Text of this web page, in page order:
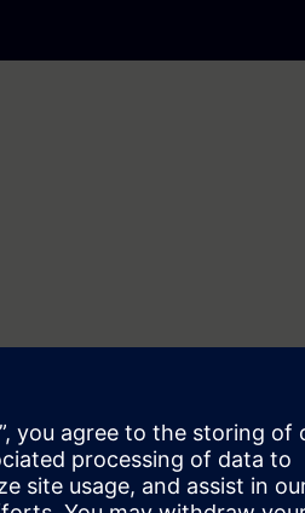
de fallos, conociendo las bases de la
y control, mediante la
de posición y sincronización de